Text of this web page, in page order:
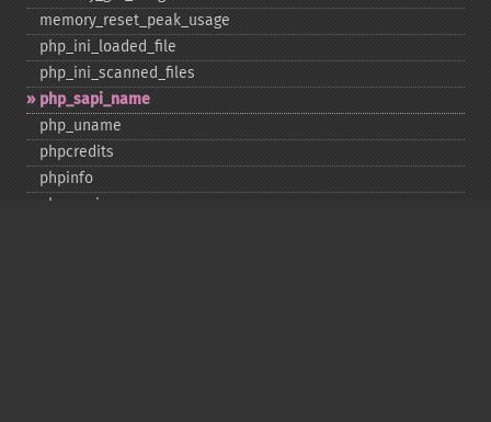
memory_​reset_​peak_​usage
php_​ini_​loaded_​file
php_​ini_​scanned_​files
php_​sapi_​name
php_​uname
phpcredits
phpinfo
phpversion